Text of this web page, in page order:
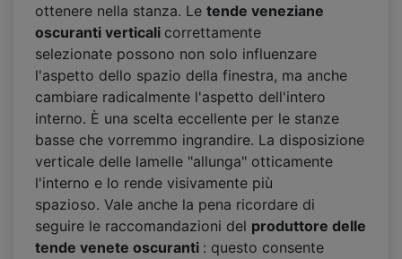
ottenere nella stanza. Le tende veneziane
oscuranti verticali correttamente
selezionate possono non solo influenzare
l'aspetto dello spazio della finestra, ma anche
cambiare radicalmente l'aspetto dell'intero
interno. È una scelta eccellente per le stanze
basse che vorremmo ingrandire. La disposizione
verticale delle lamelle "allunga" otticamente
l'interno e lo rende visivamente più
spazioso. Vale anche la pena ricordare di
seguire le raccomandazioni del produttore delle
tende venete oscuranti : questo consente